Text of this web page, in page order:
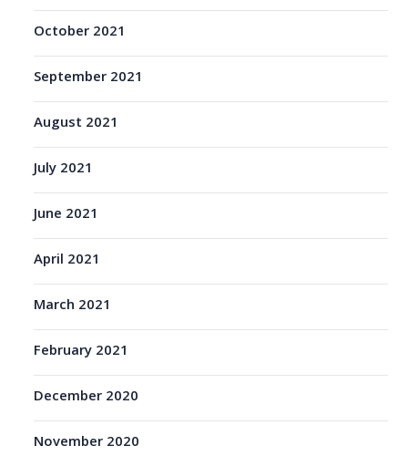
October 2021
September 2021
August 2021
July 2021
June 2021
April 2021
March 2021
February 2021
December 2020
November 2020